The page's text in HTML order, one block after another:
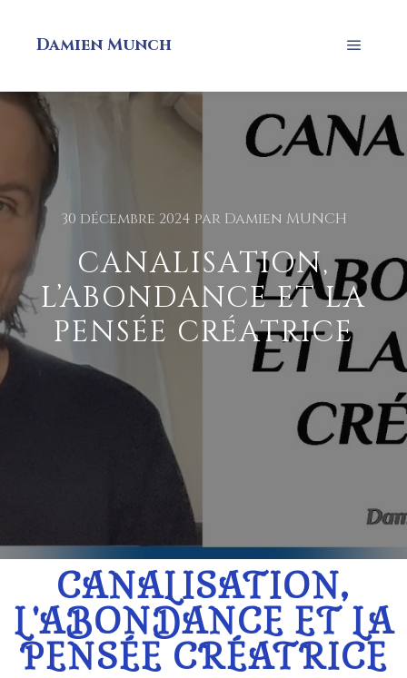
Damien Munch
30 décembre 2024 par Damien MUNCH
CANALISATION,
L’ABONDANCE ET LA
PENSÉE CRÉATRICE
CANALISATION,
L'ABONDANCE ET LA
PENSÉE CRÉATRICE